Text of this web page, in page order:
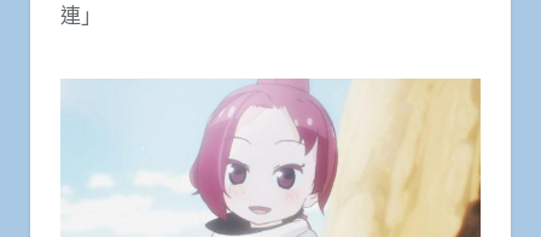
連」